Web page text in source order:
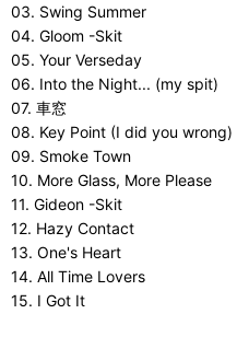
03. Swing Summer
04. Gloom -Skit
05. Your Verseday
06. Into the Night... (my spit)
07. 車窓
08. Key Point (I did you wrong)
09. Smoke Town
10. More Glass, More Please
11. Gideon -Skit
12. Hazy Contact
13. One's Heart
14. All Time Lovers
15. I Got It